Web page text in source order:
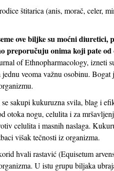
štitarica (anis, morač, celer,
ove biljke su moćni diuretici,
preporučuju onima koji pate
of Ethnopharmacology, izneti
veoma važnu osobinu.
sakupi kukuruzna svila, blag i
otoka nogu, celulita i za
celulita i masnih naslaga.
višak tečnosti iz organizma.
hvali rastavić (Equisetum
U istu grupu biljaka